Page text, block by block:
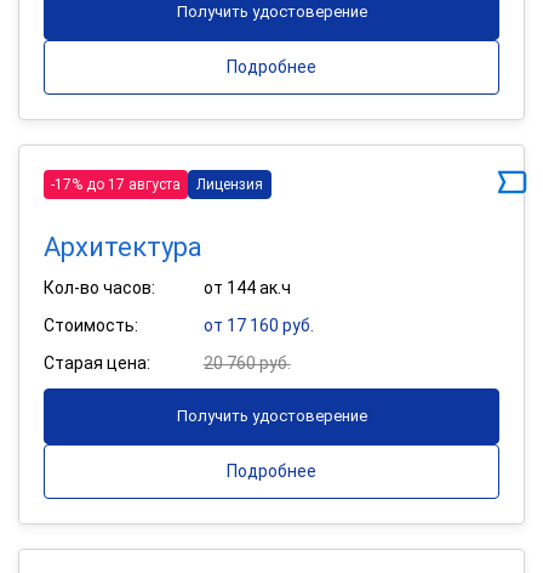
Получить удостоверение
Подробнее
-17% до 17 августа Лицензия
Архитектура
Кол-во часов:
от 144 ак.ч
Стоимость:
от 17 160 руб.
Старая цена:
20 760 руб.
Получить удостоверение
Подробнее